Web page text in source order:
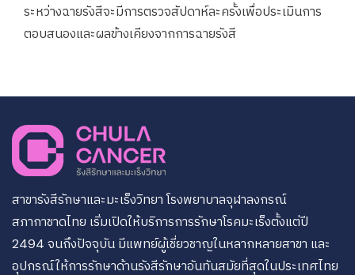
ระหว่างฉายรังสีจะมีการตรวจสัปดาห์ละครั้งเพื่อประเมินการ
ตอบสนองและผลข้างเคียงจากการฉายรังสี
สาขารังสีรักษาและมะเร็งวิทยา โรงพยาบาลจุฬาลงกรณ์
สภากาชาดไทย เริ่มเปิดให้บริการการรักษาโรคมะเร็งตั้งแต่ปี
2494 จนถึงปัจจุบัน มีแพทย์ผู้เชี่ยวชาญในหลากหลายสาขา และ
อุปกรณ์ให้การรักษาด้านรังสีรักษาอันทันสมัยที่สุดในประเทศไทย